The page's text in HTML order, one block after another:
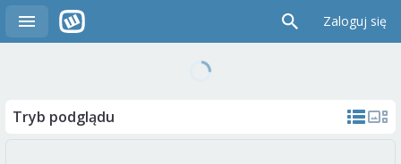
Zaloguj się
Tryb podglądu